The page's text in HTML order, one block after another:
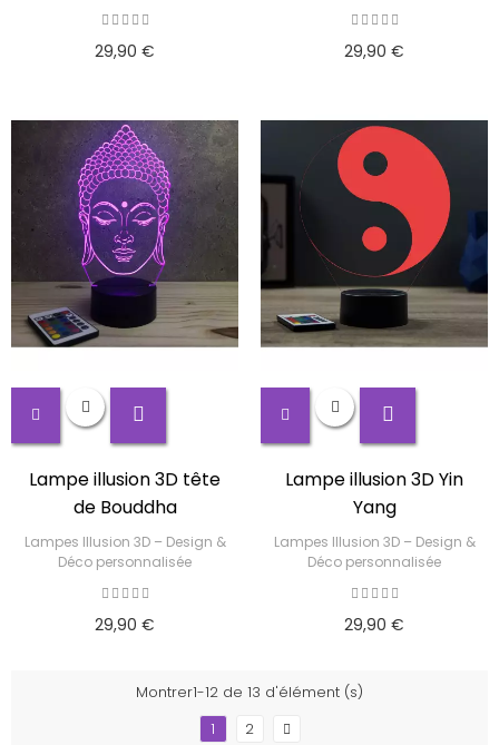
29,90 € 29,90 €
Lampe illusion 3D tête
de Bouddha
Lampes Illusion 3D – Design &
Déco personnalisée
29,90 €
Lampe illusion 3D Yin
Yang
Lampes Illusion 3D – Design &
Déco personnalisée
29,90 €
Montrer1-12 de 13 d'élément (s)
1
2